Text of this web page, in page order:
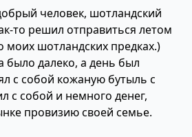
человек, шотландский
то решил отправиться летом
моих шотландских предках.)
было далеко, а день был
с собой кожаную бутыль с
с собой и немного денег,
провизию своей семье.